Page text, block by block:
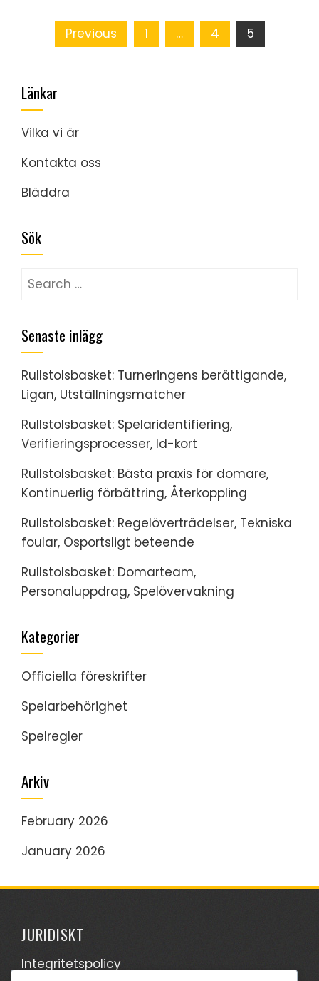
PostsPrevious 1 … 4 5
Länkar
Vilka vi är
Kontakta oss
Bläddra
Sök
Search
Senaste inlägg
Rullstolsbasket: Turneringens berättigande,
Ligan, Utställningsmatcher
Rullstolsbasket: Spelaridentifiering,
Verifieringsprocesser, Id-kort
Rullstolsbasket: Bästa praxis för domare,
Kontinuerlig förbättring, Återkoppling
Rullstolsbasket: Regelöverträdelser, Tekniska
foular, Osportsligt beteende
Rullstolsbasket: Domarteam,
Personaluppdrag, Spelövervakning
Kategorier
Officiella föreskrifter
Spelarbehörighet
Spelregler
Arkiv
February 2026
January 2026
JURIDISKT
Integritetspolicy